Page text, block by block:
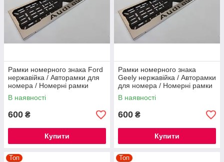
Рамки номерного знака Ford
нержавійка / Авторамки для
номера / Номерні рамки
нержавійка
В наявності
600 ₴
Купити
Рамки номерного знака
Geely нержавійка / Авторамки
для номера / Номерні рамки
нержавійка
В наявності
600 ₴
Купити
Топ Топ